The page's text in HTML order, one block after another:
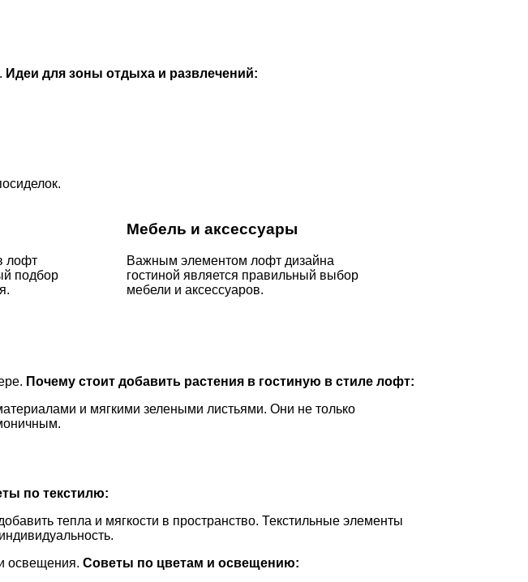
Идеи для зоны отдыха и развлечений:
лофт
подбор
Мебель и аксессуары
Важным элементом лофт дизайна
гостиной является правильный выбор
мебели и аксессуаров.
Почему стоит добавить растения в гостиную в стиле лофт:
и мягкими зелеными листьями. Они не только
по текстилю:
тепла и мягкости в пространство. Текстильные элементы
освещения. Советы по цветам и освещению: